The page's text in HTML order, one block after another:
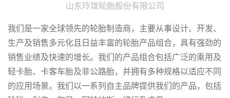
山东玲珑轮胎股份有限公司
我们是一家全球领先的轮胎制造商，主要从事设计、开发、
生产及销售多元化且日益丰富的轮胎产品组合，具有强劲的
销售业绩及快速的增长。我们的产品组合包括广泛的乘用及
轻卡胎、卡客车胎及非公路胎，并拥有多种规格以适应不同
的应用场景。我们以一系列自主品牌提供我们的产品，包括